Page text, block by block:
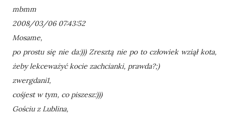
mbmm
2008/03/06 07:43:52
Mosame,
po prostu się nie da:))) Zresztą nie po to człowiek wziął kota,
żeby lekceważyć kocie zachcianki, prawda?;)
zwergdani1,
cośjest w tym, co piszesz:)))
Gościu z Lublina,